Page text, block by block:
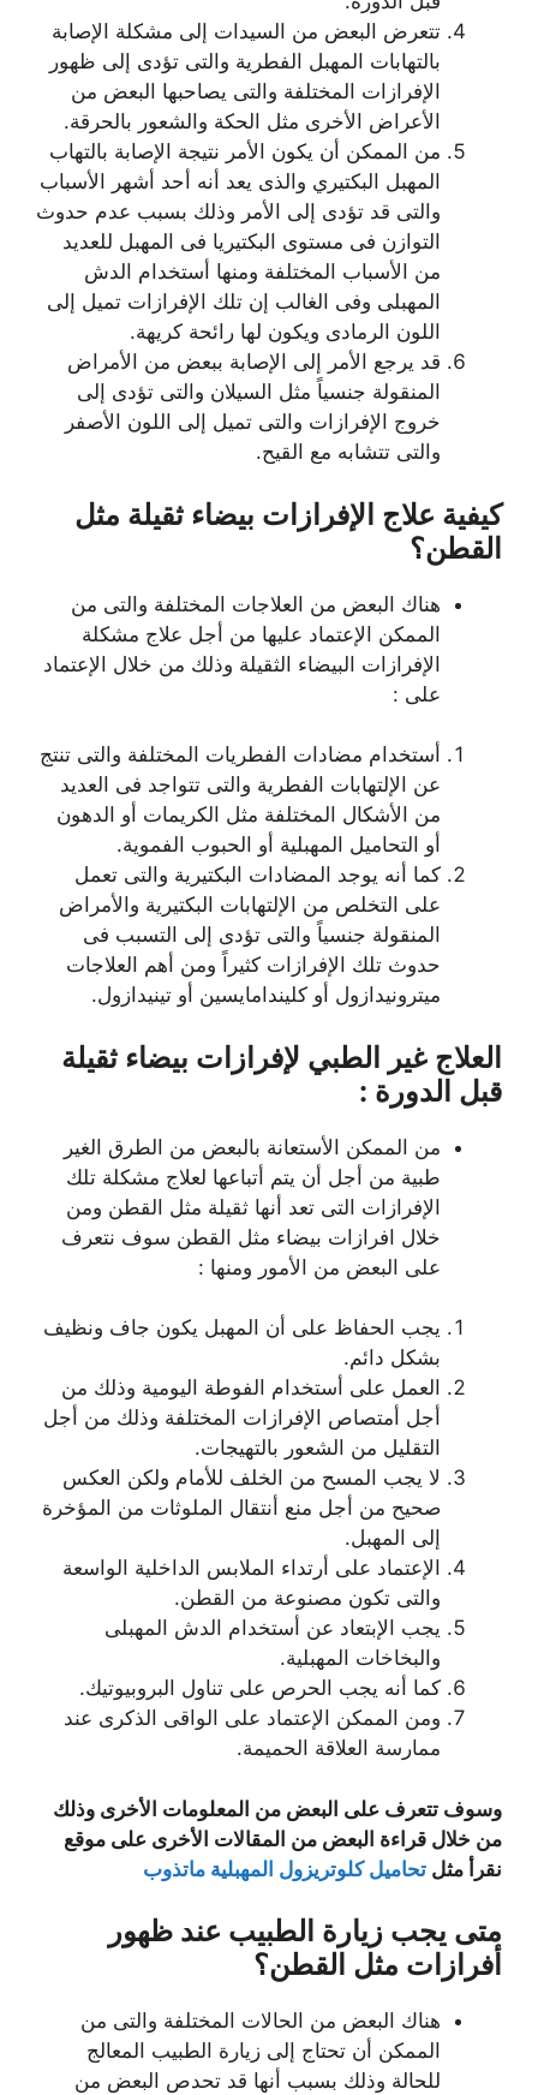
تتعرض البعض من السيدات إلى مشكلة الإصابة
بالتهابات المهبل الفطرية والتى تؤدى إلى ظهور
الإفرازات المختلفة والتى يصاحبها البعض من
الأعراض الأخرى مثل الحكة والشعور بالحرقة.
من الممكن أن يكون الأمر نتيجة الإصابة بالتهاب
المهبل البكتيري والذى يعد أنه أحد أشهر الأسباب
والتى قد تؤدى إلى الأمر وذلك بسبب عدم حدوث
التوازن فى مستوى البكتيريا فى المهبل للعديد
من الأسباب المختلفة ومنها أستخدام الدش
المهبلى وفى الغالب إن تلك الإفرازات تميل إلى
اللون الرمادى ويكون لها رائحة كريهة.
قد يرجع الأمر إلى الإصابة ببعض من الأمراض
المنقولة جنسياً مثل السيلان والتى تؤدى إلى
خروج الإفرازات والتى تميل إلى اللون الأصفر
والتى تتشابه مع القيح.
كيفية علاج الإفرازات بيضاء ثقيلة مثل
القطن؟
هناك البعض من العلاجات المختلفة والتى من
الممكن الإعتماد عليها من أجل علاج مشكلة
الإفرازات البيضاء الثقيلة وذلك من خلال الإعتماد
على :
أستخدام مضادات الفطريات المختلفة والتى تنتج
عن الإلتهابات الفطرية والتى تتواجد فى العديد
من الأشكال المختلفة مثل الكريمات أو الدهون
أو التحاميل المهبلية أو الحبوب الفموية.
كما أنه يوجد المضادات البكتيرية والتى تعمل
على التخلص من الإلتهابات البكتيرية والأمراض
المنقولة جنسياً والتى تؤدى إلى التسبب فى
حدوث تلك الإفرازات كثيراً ومن أهم العلاجات
ميترونيدازول أو كليندامايسين أو تينيدازول.
العلاج غير الطبي لإفرازات بيضاء ثقيلة
قبل الدورة :
من الممكن الأستعانة بالبعض من الطرق الغير
طبية من أجل أن يتم أتباعها لعلاج مشكلة تلك
الإفرازات التى تعد أنها ثقيلة مثل القطن ومن
خلال افرازات بيضاء مثل القطن سوف نتعرف
على البعض من الأمور ومنها :
يجب الحفاظ على أن المهبل يكون جاف ونظيف
بشكل دائم.
العمل على أستخدام الفوطة اليومية وذلك من
أجل أمتصاص الإفرازات المختلفة وذلك من أجل
التقليل من الشعور بالتهيجات.
لا يجب المسح من الخلف للأمام ولكن العكس
صحيح من أجل منع أنتقال الملوثات من المؤخرة
إلى المهبل.
الإعتماد على أرتداء الملابس الداخلية الواسعة
والتى تكون مصنوعة من القطن.
يجب الإبتعاد عن أستخدام الدش المهبلى
والبخاخات المهبلية.
كما أنه يجب الحرص على تناول البروبيوتيك.
ومن الممكن الإعتماد على الواقى الذكرى عند
ممارسة العلاقة الحميمة.
وسوف تتعرف على البعض من المعلومات الأخرى وذلك
من خلال قراءة البعض من المقالات الأخرى على موقع
نقرأ مثل تحاميل كلوتريزول المهبلية ماتذوب
متى يجب زيارة الطبيب عند ظهور
أفرازات مثل القطن؟
هناك البعض من الحالات المختلفة والتى من
الممكن أن تحتاج إلى زيارة الطبيب المعالج
للحالة وذلك بسبب أنها قد تحدص البعض من